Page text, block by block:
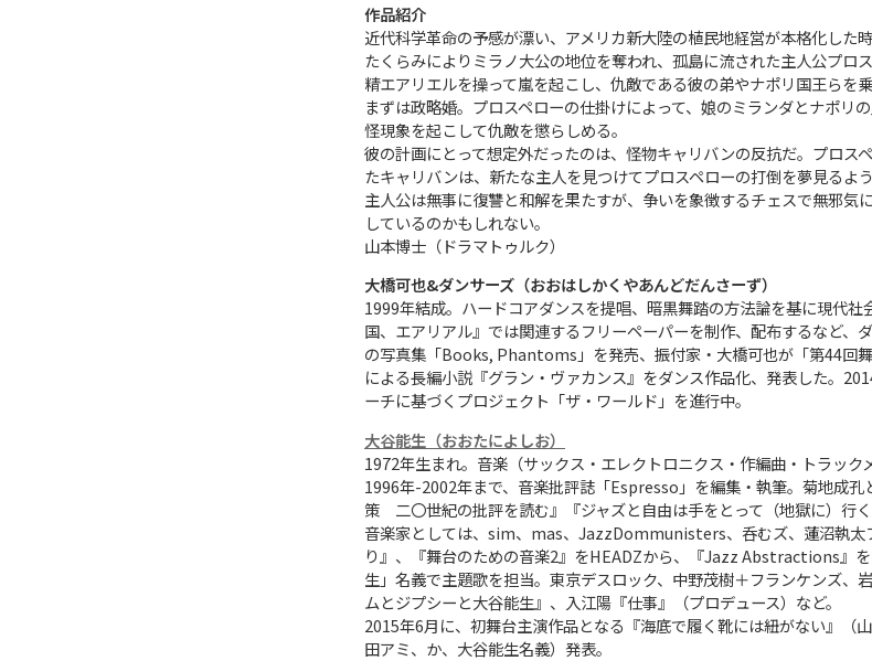
作品紹介
近代科学革命の予感が漂い、アメリカ新大陸の植民地経営が本格化した
たくらみによりミラノ大公の地位を奪われ、孤島に流された主人公プ
精エアリエルを操って嵐を起こし、仇敵である彼の弟やナポリ国王らを
まずは政略婚。プロスペローの仕掛けによって、娘のミランダとナポリ
怪現象を起こして仇敵を懲らしめる。
彼の計画にとって想定外だったのは、怪物キャリバンの反抗だ。プロ
たキャリバンは、新たな主人を見つけてプロスペローの打倒を夢見るよう
主人公は無事に復讐と和解を果たすが、争いを象徴するチェスで無邪
しているのかもしれない。
山本博士（ドラマトゥルク）
大橋可也&ダンサーズ（おおはしかくやあんどだんさーず）
1999年結成。ハードコアダンスを提唱、暗黒舞踏の方法論を基に現代
国、エアリアル』では関連するフリーペーパーを制作、配布するなど
の写真集「Books, Phantoms」を発売、振付家・大橋可也が「第44回
による長編小説『グラン・ヴァカンス』をダンス作品化、発表した。
ーチに基づくプロジェクト「ザ・ワールド」を進行中。
大谷能生（おおたによしお）
1972年生まれ。音楽（サックス・エレクトロニクス・作編曲・トラック
1996年-2002年まで、音楽批評誌「Espresso」を編集・執筆。菊地成
策 二〇世紀の批評を読む』『ジャズと自由は手をとって（地獄に）行く
音楽家としては、sim、mas、JazzDommunisters、呑むズ、蓮沼執太
り』、『舞台のための音楽2』をHEADZから、『Jazz Abstractions』
生」名義で主題歌を担当。東京デスロック、中野茂樹＋フランケンズ
ムとジプシーと大谷能生』、入江陽『仕事』（プロデュース）など。
2015年6月に、初舞台主演作品となる『海底で履く靴には紐がない』（
田アミ、か、大谷能生名義）発表。